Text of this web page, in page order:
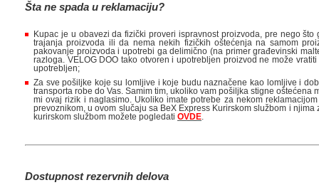
Šta ne spada u reklamaciju?
Kupac je u obavezi da fizički proveri ispravnost proizvoda, pre nego
trajanja proizvoda ili da nema nekih fizičkih oštećenja na samom
pakovanje proizvoda i upotrebi ga delimično (na primer građevinski
razloga. VELOG DOO tako otvoren i upotrebljen proizvod ne može
upotrebljen;
Za sve pošiljke koje su lomljive i koje budu naznačene kao lomljive i
transporta robe do Vas. Samim tim, ukoliko vam pošiljka stigne
mi ovaj rizik i naglasimo. Ukoliko imate potrebe za nekom
prevoznikom, u ovom slučaju sa BeX Express Kurirskom službom i
kurirskom službom možete pogledati OVDE.
Dostupnost rezervnih delova